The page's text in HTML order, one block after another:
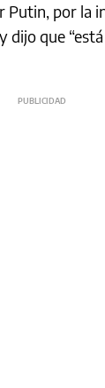
Putin, por la
dijo que